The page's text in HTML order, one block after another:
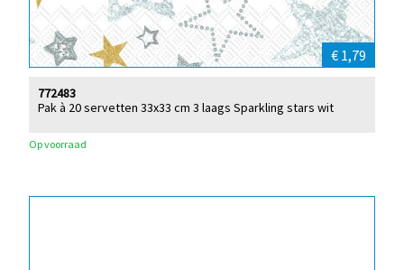
€ 1,79
Pak à 20 servetten 33x33 cm 3 laags Sparkling stars wit
772483
Op voorraad